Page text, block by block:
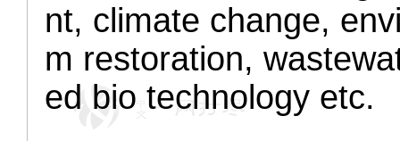
nt, climate change,
m restoration,
ed bio technology etc.